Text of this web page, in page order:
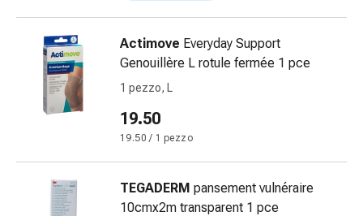
Bende
Igiene
oculare
Cuore
e
circolazione
Actimove Everyday Support
Genouillère L rotule fermée 1 pce
1 pezzo, L
19.50
19.50 / 1 pezzo
TEGADERM pansement vulnéraire
10cmx2m transparent 1 pce